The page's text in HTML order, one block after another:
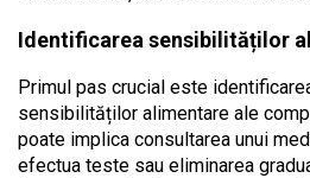
Identificarea sensibilităților
Primul pas crucial este
sensibilităților alimentare ale
poate implica consultarea unui
efectua teste sau eliminarea